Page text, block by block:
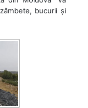
bucurii și